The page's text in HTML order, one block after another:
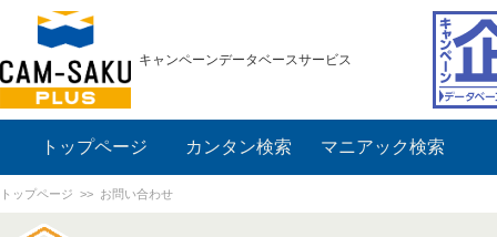
キャンペーンデータベースサービス
トップページ カンタン検索 マニアック検索
トップページ >> お問い合わせ